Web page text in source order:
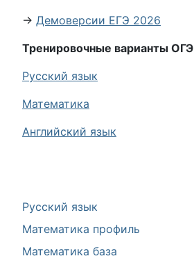
Русский язык
Математика профиль
Математика база
→ Демоверсии ЕГЭ 2026
Тренировочные варианты ОГЭ
Русский язык
Математика
Английский язык